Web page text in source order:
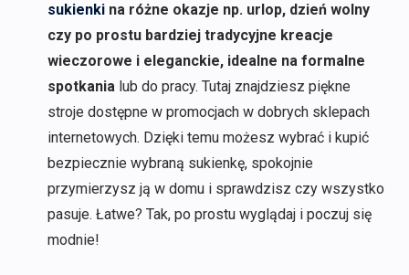
sukienkina różne okazje np. urlop, dzień wolny
czy po prostu bardziej tradycyjne kreacje
wieczorowe i eleganckie, idealne na formalne
spotkanialub do pracy. Tutaj znajdziesz piękne
stroje dostępne w promocjach w dobrych sklepach
internetowych. Dzięki temu możesz wybrać i kupić
bezpiecznie wybraną sukienkę, spokojnie
przymierzysz ją w domu i sprawdzisz czy wszystko
pasuje. Łatwe? Tak, po prostu wyglądaj i poczuj się
modnie!